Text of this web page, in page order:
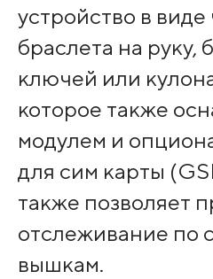
устройство в виде
браслета на руку,
ключей или
которое также
модулем и
для сим карты
также позволяет
отслеживание по
вышкам.